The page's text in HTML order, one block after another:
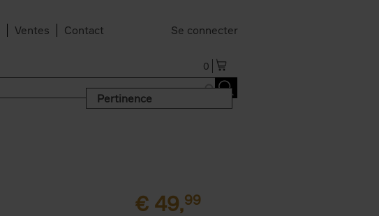
Ventes Contact Se connecter
0
Pertinence
€ 49,99